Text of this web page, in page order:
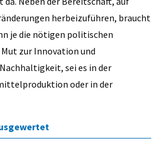
herbeizuführen, braucht
je die nötigen politischen
zur Innovation und
sei es in der
oder in der